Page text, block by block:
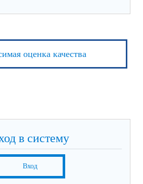
оценка качества
в систему
Вход